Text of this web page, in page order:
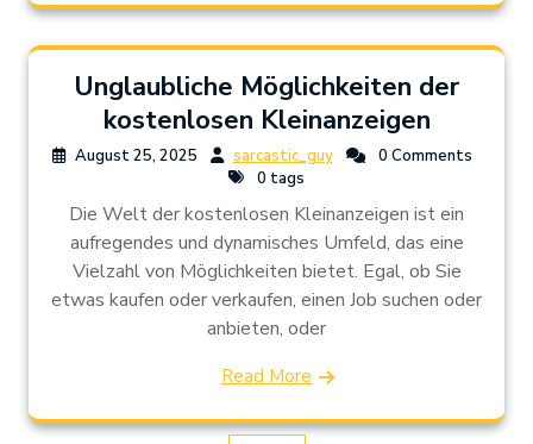
Unglaubliche Möglichkeiten der
kostenlosen Kleinanzeigen
August 25, 2025 sarcastic_guy
0 Comments
0 tags
Die Welt der kostenlosen Kleinanzeigen ist ein
aufregendes und dynamisches Umfeld, das eine
Vielzahl von Möglichkeiten bietet. Egal, ob Sie
etwas kaufen oder verkaufen, einen Job suchen oder
anbieten, oder
Read More